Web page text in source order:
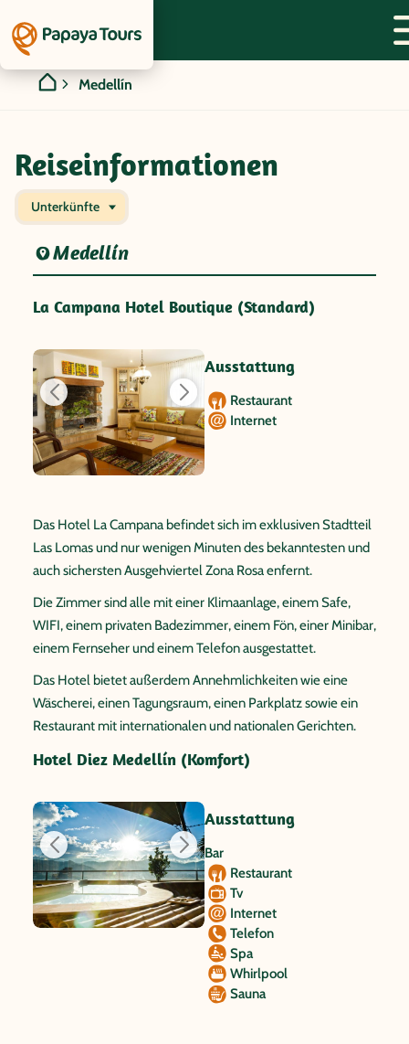
Medellín
Reiseinformationen
Unterkünfte
Medellín
La Campana Hotel Boutique (Standard)
Ausstattung
Restaurant
Internet
Das Hotel La Campana befindet sich im exklusiven Stadtteil
Las Lomas und nur wenigen Minuten des bekanntesten und
auch sichersten Ausgehviertel Zona Rosa enfernt.
Die Zimmer sind alle mit einer Klimaanlage, einem Safe,
WIFI, einem privaten Badezimmer, einem Fön, einer Minibar,
einem Fernseher und einem Telefon ausgestattet.
Das Hotel bietet außerdem Annehmlichkeiten wie eine
Wäscherei, einen Tagungsraum, einen Parkplatz sowie ein
Restaurant mit internationalen und nationalen Gerichten.
Hotel Diez Medellín (Komfort)
Ausstattung
Bar
Restaurant
Tv
Internet
Telefon
Spa
Whirlpool
Sauna